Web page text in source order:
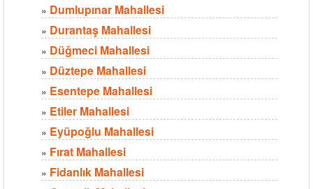
» Dumlupınar Mahallesi
» Durantaş Mahallesi
» Düğmeci Mahallesi
» Düztepe Mahallesi
» Esentepe Mahallesi
» Etiler Mahallesi
» Eyüpoğlu Mahallesi
» Fırat Mahallesi
» Fidanlık Mahallesi